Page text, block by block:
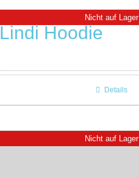
Nicht auf Lager
Lindi Hoodie
Details
Nicht auf Lager